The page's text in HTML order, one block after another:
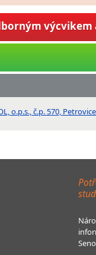
o.p.s., č.p. 570,